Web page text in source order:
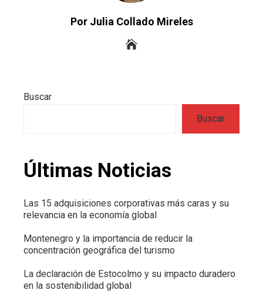
Por Julia Collado Mireles
Buscar
Buscar
Últimas Noticias
Las 15 adquisiciones corporativas más caras y su
relevancia en la economía global
Montenegro y la importancia de reducir la
concentración geográfica del turismo
La declaración de Estocolmo y su impacto duradero
en la sostenibilidad global